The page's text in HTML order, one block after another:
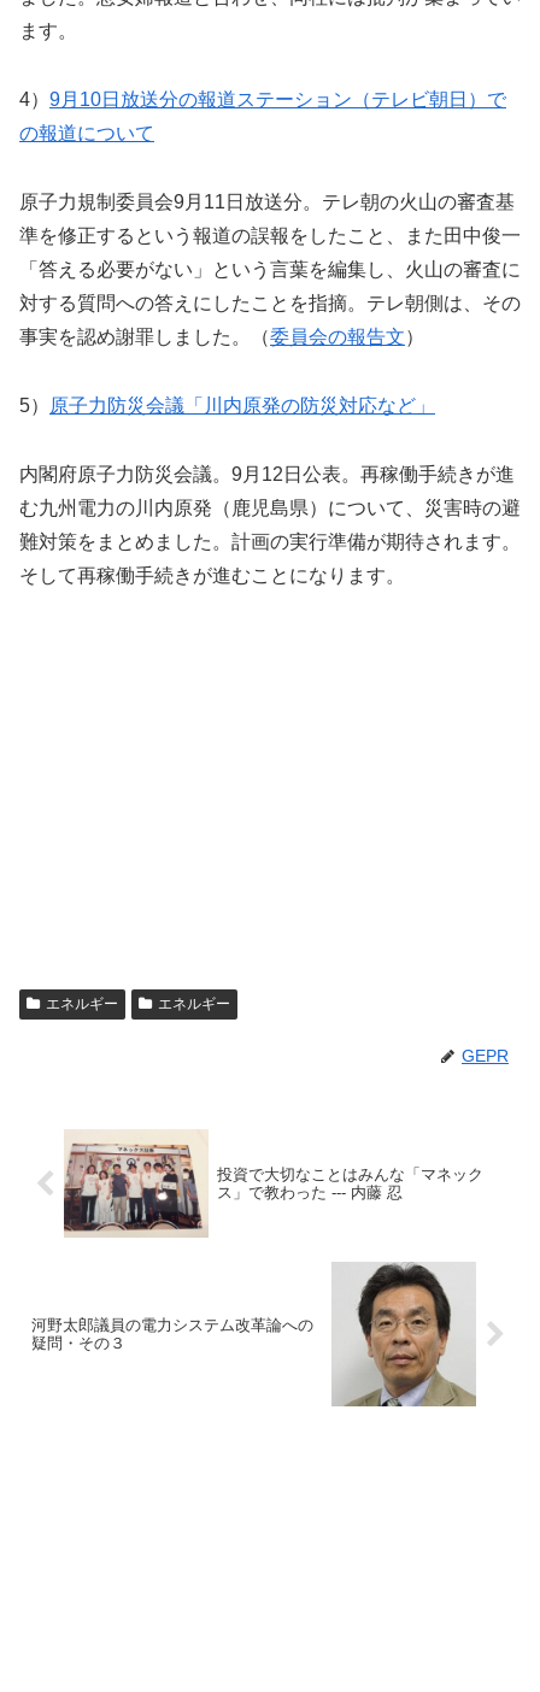
ます。
4） 9月10日放送分の報道ステーション（テレビ朝日）で
の報道について
原子力規制委員会9月11日放送分。テレ朝の火山の審査基
準を修正するという報道の誤報をしたこと、また田中俊一
「答える必要がない」という言葉を編集し、火山の審査に
対する質問への答えにしたことを指摘。テレ朝側は、その
事実を認め謝罪しました。（委員会の報告文）
5） 原子力防災会議「川内原発の防災対応など」
内閣府原子力防災会議。9月12日公表。再稼働手続きが進
む九州電力の川内原発（鹿児島県）について、災害時の避
難対策をまとめました。計画の実行準備が期待されます。
そして再稼働手続きが進むことになります。
エネルギー エネルギー
GEPR
投資で大切なことはみんな「マネック
ス」で教わった --- 内藤 忍
河野太郎議員の電力システム改革論への
疑問・その３